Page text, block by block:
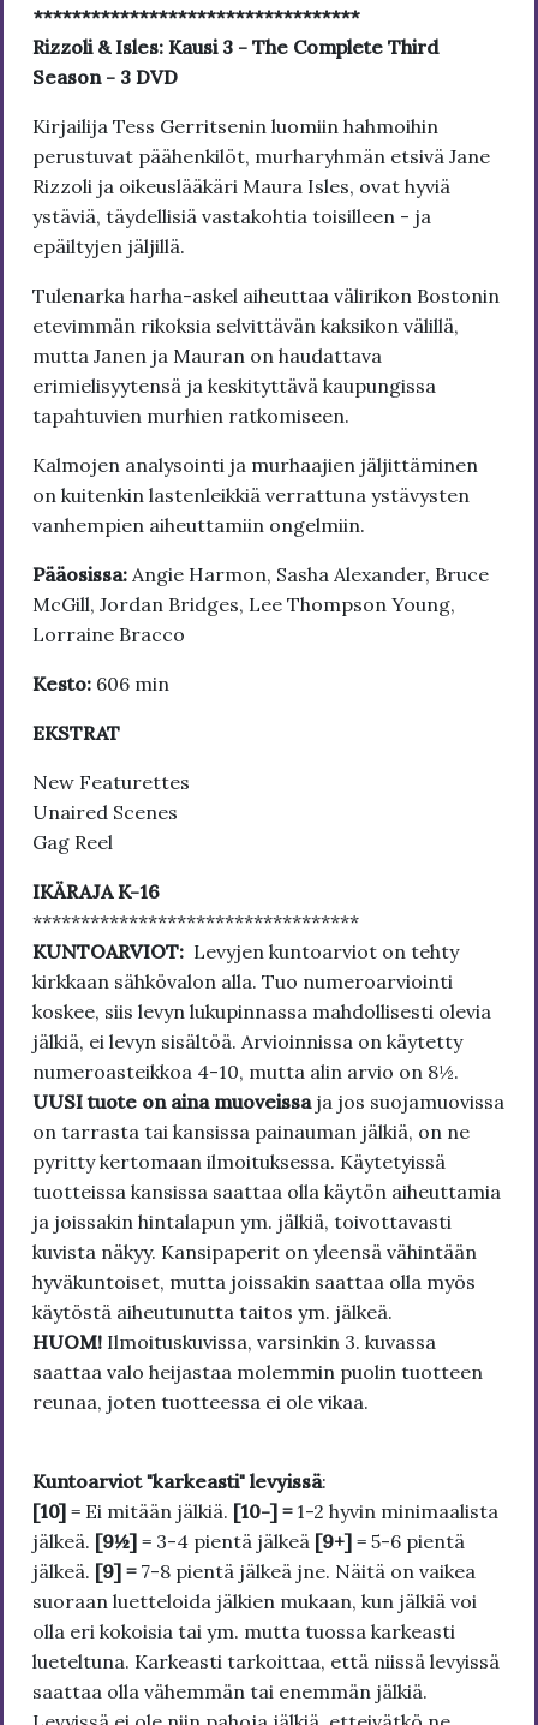
**********************************
Rizzoli & Isles: Kausi 3 - The Complete Third
Season - 3 DVD
Kirjailija Tess Gerritsenin luomiin hahmoihin
perustuvat päähenkilöt, murharyhmän etsivä Jane
Rizzoli ja oikeuslääkäri Maura Isles, ovat hyviä
ystäviä, täydellisiä vastakohtia toisilleen - ja
epäiltyjen jäljillä.
Tulenarka harha-askel aiheuttaa välirikon Bostonin
etevimmän rikoksia selvittävän kaksikon välillä,
mutta Janen ja Mauran on haudattava
erimielisyytensä ja keskityttävä kaupungissa
tapahtuvien murhien ratkomiseen.
Kalmojen analysointi ja murhaajien jäljittäminen
on kuitenkin lastenleikkiä verrattuna ystävysten
vanhempien aiheuttamiin ongelmiin.
Pääosissa: Angie Harmon, Sasha Alexander, Bruce
McGill, Jordan Bridges, Lee Thompson Young,
Lorraine Bracco
Kesto: 606 min
EKSTRAT
New Featurettes
Unaired Scenes
Gag Reel
IKÄRAJA K-16
**********************************
KUNTOARVIOT: Levyjen kuntoarviot on tehty
kirkkaan sähkövalon alla. Tuo numeroarviointi
koskee, siis levyn lukupinnassa mahdollisesti olevia
jälkiä, ei levyn sisältöä. Arvioinnissa on käytetty
numeroasteikkoa 4-10, mutta alin arvio on 8½.
UUSI tuote on aina muoveissa ja jos suojamuovissa
on tarrasta tai kansissa painauman jälkiä, on ne
pyritty kertomaan ilmoituksessa. Käytetyissä
tuotteissa kansissa saattaa olla käytön aiheuttamia
ja joissakin hintalapun ym. jälkiä, toivottavasti
kuvista näkyy. Kansipaperit on yleensä vähintään
hyväkuntoiset, mutta joissakin saattaa olla myös
käytöstä aiheutunutta taitos ym. jälkeä.
HUOM! Ilmoituskuvissa, varsinkin 3. kuvassa
saattaa valo heijastaa molemmin puolin tuotteen
reunaa, joten tuotteessa ei ole vikaa.
Kuntoarviot "karkeasti" levyissä:
[10] = Ei mitään jälkiä. [10-] = 1-2 hyvin minimaalista
jälkeä. [9½] = 3-4 pientä jälkeä [9+] = 5-6 pientä
jälkeä. [9] = 7-8 pientä jälkeä jne. Näitä on vaikea
suoraan luetteloida jälkien mukaan, kun jälkiä voi
olla eri kokoisia tai ym. mutta tuossa karkeasti
lueteltuna. Karkeasti tarkoittaa, että niissä levyissä
saattaa olla vähemmän tai enemmän jälkiä.